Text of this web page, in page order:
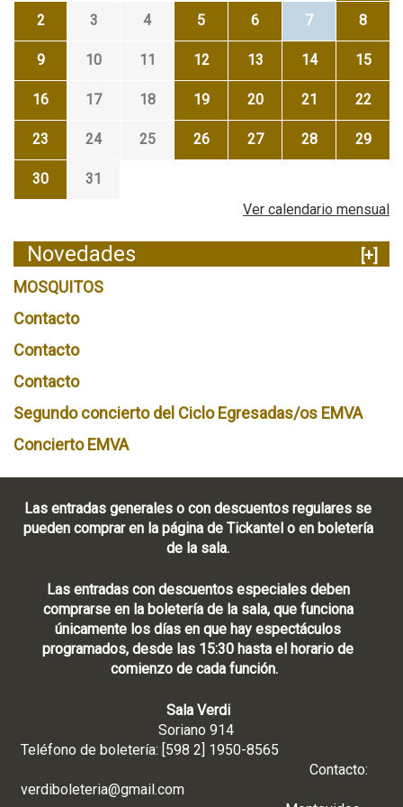
2 3 4 5 6 7 8
9 10 11 12 13 14 15
16 17 18 19 20 21 22
23 24 25 26 27 28 29
30
31
Ver calendario mensual
Novedades
[+]
MOSQUITOS
Contacto
Contacto
Contacto
Segundo concierto del Ciclo Egresadas/os EMVA
Concierto EMVA
Las entradas generales o con descuentos regulares se
pueden comprar en la página de Tickantel o en boletería
de la sala.
Las entradas con descuentos especiales deben
comprarse en la boletería de la sala, que funciona
únicamente los días en que hay espectáculos
programados, desde las 15:30 hasta el horario de
comienzo de cada función.
Sala Verdi
Soriano 914
Teléfono de boletería: [598 2] 1950-8565
Contacto:
verdiboleteria@gmail.com